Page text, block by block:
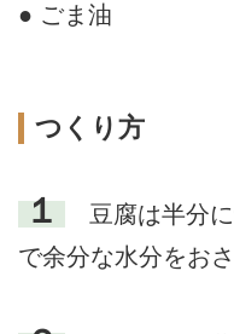
● ごま油
つくり方
１
豆腐は半分
で余分な水分をお